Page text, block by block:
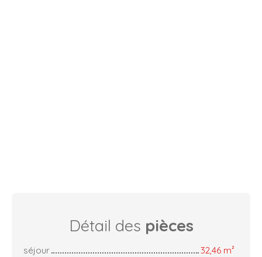
Détail des pièces
séjour
32,46 m²